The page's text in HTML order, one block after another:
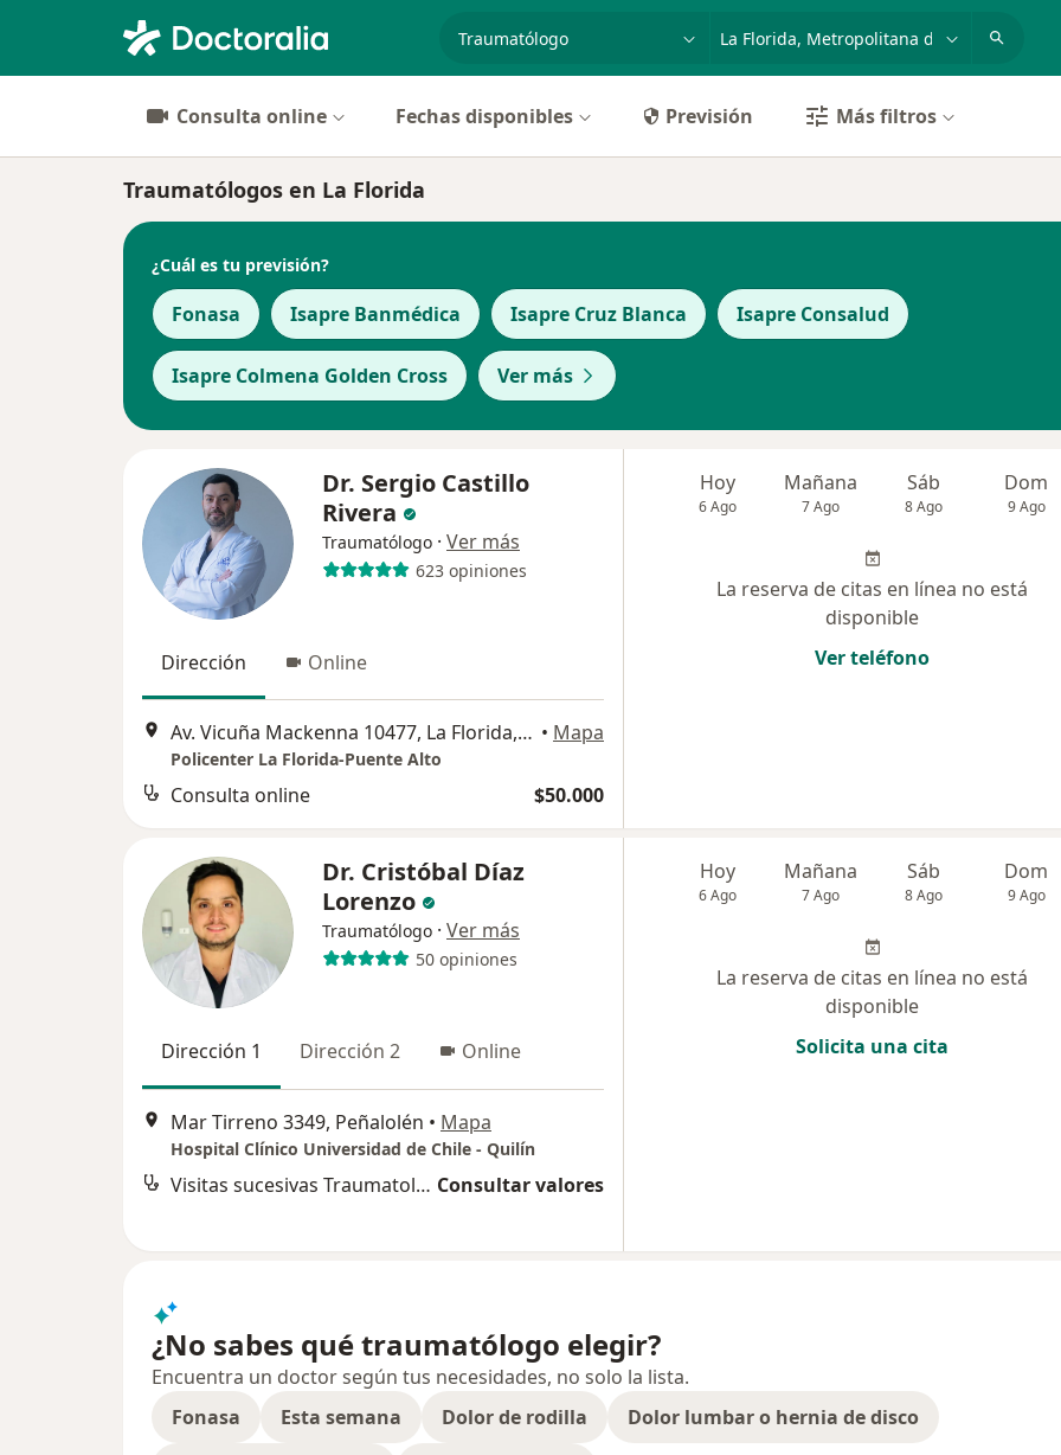
especialidad, enfermedad o nombre
Consulta online Fechas disponibles Previsión Más filtros
Traumatólogos en La Florida
¿Cuál es tu previsión?
Fonasa Isapre Banmédica Isapre Cruz Blanca Isapre Consalud
Isapre Colmena Golden Cross Ver más
Dr. Sergio Castillo
Rivera
Traumatólogo · Ver más
623 opiniones
Dirección Online
Av. Vicuña Mackenna 10477, La Florida, Región Metropolitana, La Florida • Mapa
Policenter La Florida-Puente Alto
Consulta online $50.000
Hoy
6 Ago
Mañana
7 Ago
Sáb
8 Ago
Dom
9 Ago
La reserva de citas en línea no está
disponible
Ver teléfono
Dr. Cristóbal Díaz
Lorenzo
Traumatólogo · Ver más
50 opiniones
Dirección 1 Dirección 2 Online
Mar Tirreno 3349, Peñalolén • Mapa
Hospital Clínico Universidad de Chile - Quilín
Visitas sucesivas Traumatología y Ortopedia Consultar valores
Hoy
6 Ago
Mañana
7 Ago
Sáb
8 Ago
Dom
9 Ago
La reserva de citas en línea no está
disponible
Solicita una cita
¿No sabes qué traumatólogo elegir?
Encuentra un doctor según tus necesidades, no solo la lista.
Fonasa
Esta semana Dolor de rodilla
Dolor lumbar o hernia de disco